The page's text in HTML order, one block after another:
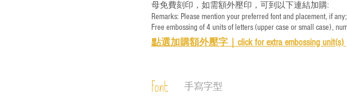
母免費刻印，如需額外壓印，可到以下連結加購:
Remarks: Please mention your preferred font and placement, if
Free embossing of 4 units of letters (upper case or small case),
點選加購額外壓字｜ click for extra embossing unit(s)
Font
手寫字型